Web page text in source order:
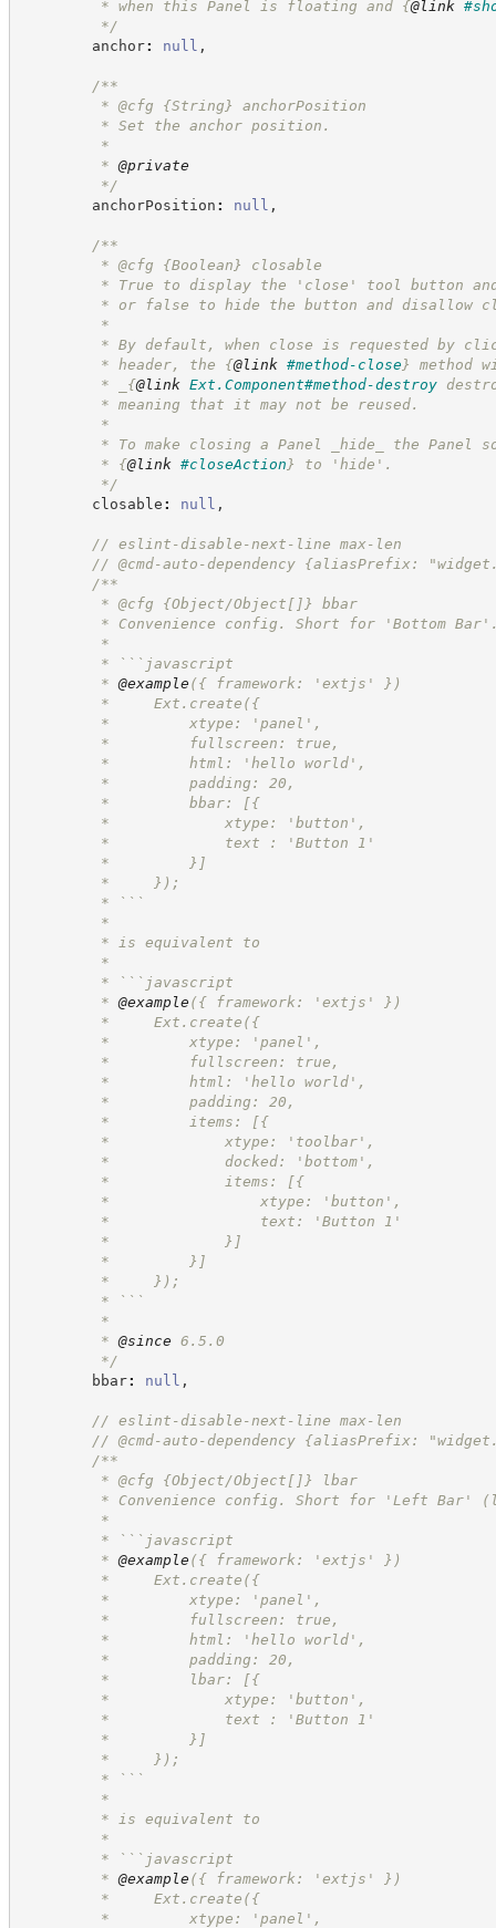
* when this Panel is floating and {@link
*/
anchor: null ,
/**
* @cfg {String}
anchorPosition
* Set the anchor position.
*
* @private
*/
anchorPosition : null ,
/**
* @cfg {Boolean}
closable
* True to display the 'close' tool button and
* or false to hide the button and disallow
*
* By default, when close is requested by
* header, the {@link #method-close} method
* _ {@link Ext.Component#method-destroy
* meaning that it may not be reused.
*
* To make closing a Panel _hide_ the Panel so
* {@link #closeAction } to 'hide'.
*/
closable : null ,
// eslint-disable-next-line max-len
// @cmd-auto-dependency {aliasPrefix:
/**
* @cfg {Object/Object[]} bbar
* Convenience config. Short for 'Bottom
*
* ```javascript
* @example ({ framework: 'extjs' })
*     Ext.create({
*         xtype: 'panel',
*         fullscreen: true,
*         html: 'hello world',
*         padding: 20,
*         bbar: [{
*             xtype: 'button',
*             text : 'Button 1'
*         }]
*     });
* ```
*
* is equivalent to
*
* ```javascript
* @example ({ framework: 'extjs' })
*     Ext.create({
*         xtype: 'panel',
*         fullscreen: true,
*         html: 'hello world',
*         padding: 20,
*         items: [{
*             xtype: 'toolbar',
*             docked: 'bottom',
*             items: [{
*                 xtype: 'button',
*                 text: 'Button 1'
*             }]
*         }]
*     });
* ```
*
* @since 6.5.0
*/
bbar: null ,
// eslint-disable-next-line max-len
// @cmd-auto-dependency {aliasPrefix:
/**
* @cfg {Object/Object[]} lbar
* Convenience config. Short for 'Left Bar'
*
* ```javascript
* @example ({ framework: 'extjs' })
*     Ext.create({
*         xtype: 'panel',
*         fullscreen: true,
*         html: 'hello world',
*         padding: 20,
*         lbar: [{
*             xtype: 'button',
*             text : 'Button 1'
*         }]
*     });
* ```
*
* is equivalent to
*
* ```javascript
* @example ({ framework: 'extjs' })
*     Ext.create({
*         xtype: 'panel',